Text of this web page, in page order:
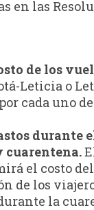
en las
de los
Leticia o
cada uno
durante
cuarentena.
el costo
de los
la